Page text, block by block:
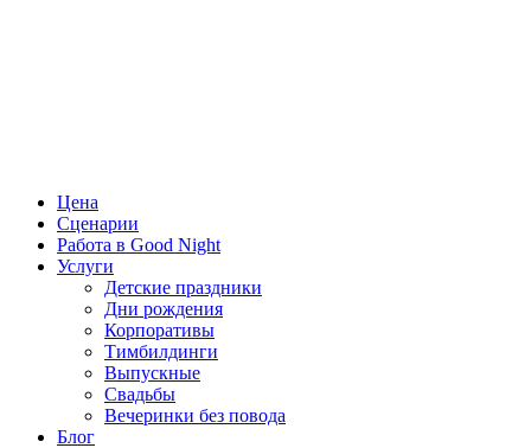
Цена
Сценарии
Работа в Good Night
Услуги
Детские праздники
Дни рождения
Корпоративы
Тимбилдинги
Выпускные
Свадьбы
Вечеринки без повода
Блог